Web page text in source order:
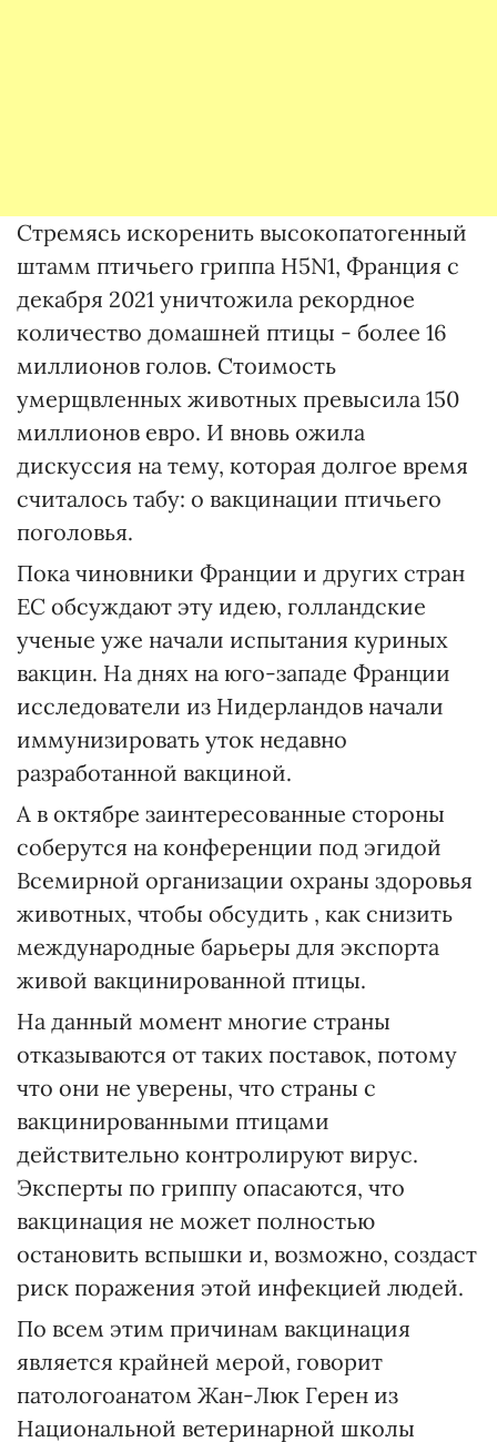
Стремясь искоренить высокопатогенный
штамм птичьего гриппа H5N1, Франция с
декабря 2021 уничтожила рекордное
количество домашней птицы - более 16
миллионов голов. Стоимость
умерщвленных животных превысила 150
миллионов евро. И вновь ожила
дискуссия на тему, которая долгое время
считалось табу: о вакцинации птичьего
поголовья.
Пока чиновники Франции и других стран
ЕС обсуждают эту идею, голландские
ученые уже начали испытания куриных
вакцин. На днях на юго-западе Франции
исследователи из Нидерландов начали
иммунизировать уток недавно
разработанной вакциной.
А в октябре заинтересованные стороны
соберутся на конференции под эгидой
Всемирной организации охраны здоровья
животных, чтобы обсудить , как снизить
международные барьеры для экспорта
живой вакцинированной птицы.
На данный момент многие страны
отказываются от таких поставок, потому
что они не уверены, что страны с
вакцинированными птицами
действительно контролируют вирус.
Эксперты по гриппу опасаются, что
вакцинация не может полностью
остановить вспышки и, возможно, создаст
риск поражения этой инфекцией людей.
По всем этим причинам вакцинация
является крайней мерой, говорит
патологоанатом Жан-Люк Герен из
Национальной ветеринарной школы